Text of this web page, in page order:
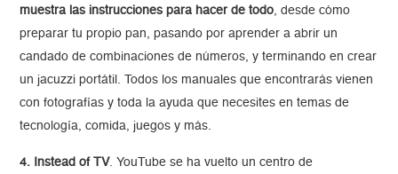
muestra las instrucciones para hacer de todo, desde cómo
preparar tu propio pan, pasando por aprender a abrir un
candado de combinaciones de números, y terminando en crear
un jacuzzi portátil. Todos los manuales que encontrarás vienen
con fotografías y toda la ayuda que necesites en temas de
tecnología, comida, juegos y más.
4. Instead of TV. YouTube se ha vuelto un centro de